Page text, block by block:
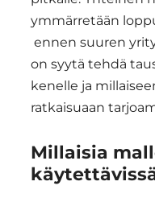
ymmärretään
ennen suuren
on syytä tehdä
kenelle ja
ratkaisuaan
Millaisia